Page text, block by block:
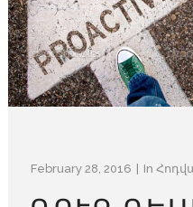
February 28, 2016 In